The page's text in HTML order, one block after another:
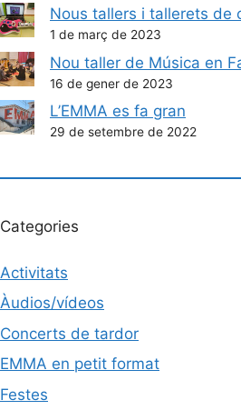
Nous tallers i tallerets de
1 de març de 2023
Nou taller de Música en
16 de gener de 2023
L’EMMA es fa gran
29 de setembre de 2022
Categories
Activitats
Àudios/vídeos
Concerts de tardor
EMMA en petit format
Festes